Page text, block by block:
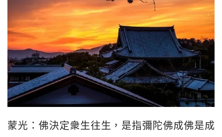
蒙光：佛決定衆生往生，是指彌陀佛成佛是成